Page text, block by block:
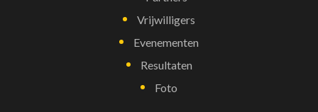
Vrijwilligers
Evenementen
Resultaten
Foto